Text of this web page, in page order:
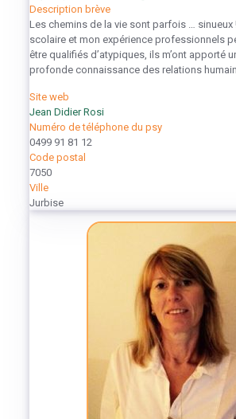
Description brève
Les chemins de la vie sont parfois … sinueux
scolaire et mon expérience professionnels
être qualifiés d’atypiques, ils m’ont apporté
profonde connaissance des relations
Site web
Jean Didier Rosi
Numéro de téléphone du psy
0499 91 81 12
Code postal
7050
Ville
Jurbise